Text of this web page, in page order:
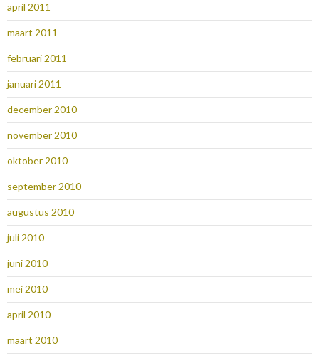
april 2011
maart 2011
februari 2011
januari 2011
december 2010
november 2010
oktober 2010
september 2010
augustus 2010
juli 2010
juni 2010
mei 2010
april 2010
maart 2010